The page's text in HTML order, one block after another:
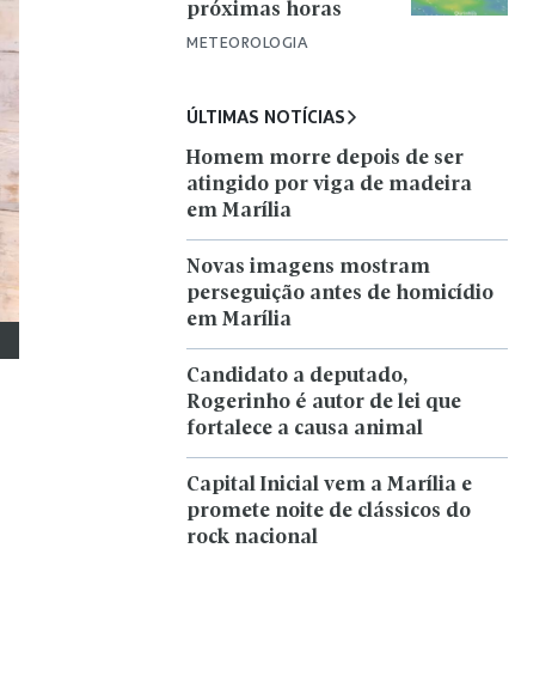
METEOROLOGIA
próximas horas
ÚLTIMAS NOTÍCIAS
Homem morre depois de ser
atingido por viga de madeira
em Marília
Novas imagens mostram
perseguição antes de homicídio
em Marília
Candidato a deputado,
Rogerinho é autor de lei que
fortalece a causa animal
Capital Inicial vem a Marília e
promete noite de clássicos do
rock nacional